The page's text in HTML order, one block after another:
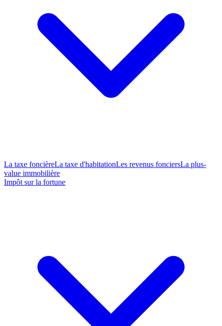
La taxe foncièreLa taxe d'habitationLes revenus fonciersLa plus-
value immobilière
Impôt sur la fortune